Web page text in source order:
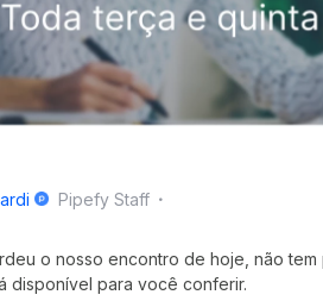
Pipefy Staff
o nosso encontro de hoje, não tem
disponível para você conferir.